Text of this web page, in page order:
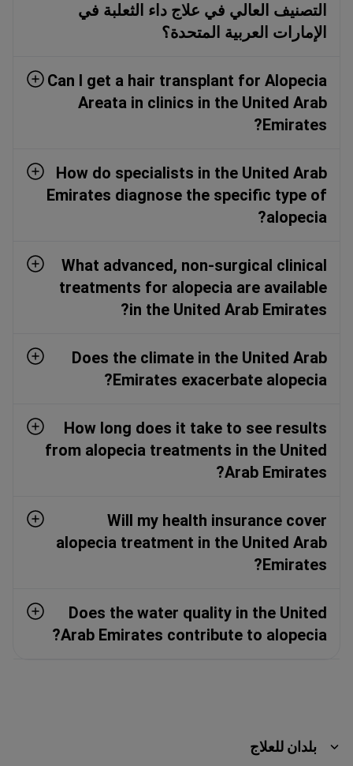
التصنيف العالي في علاج داء الثعلبة في
الإمارات العربية المتحدة؟
Can I get a hair transplant for Alopecia
Areata in clinics in the United Arab
Emirates?
How do specialists in the United Arab
Emirates diagnose the specific type of
alopecia?
What advanced, non-surgical clinical
treatments for alopecia are available
in the United Arab Emirates?
Does the climate in the United Arab
Emirates exacerbate alopecia?
How long does it take to see results
from alopecia treatments in the United
Arab Emirates?
Will my health insurance cover
alopecia treatment in the United Arab
Emirates?
Does the water quality in the United
Arab Emirates contribute to alopecia?
بلدان للعلاج